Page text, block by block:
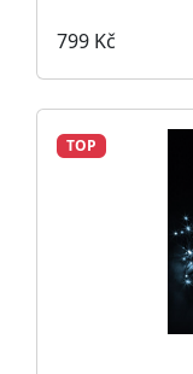
799 Kč
TOP